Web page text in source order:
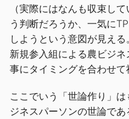
（実際にはなんも収束し
う判断だろうか、一気に
しようという意図が見え
新規参入組による農ビジ
事にタイミングを合わせて
ここでいう「世論作り」
ジネスパーソンの世論で